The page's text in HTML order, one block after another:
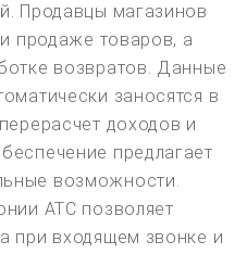
Продавцы магазинов
продаже товаров, а
возвратов. Данные
заносятся в
доходов и
предлагает
возможности.
АТС позволяет
при входящем звонке и